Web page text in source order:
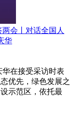
两会丨对话全国人
华
在接受采访时表
优先，绿色发展之
示范区，依托最